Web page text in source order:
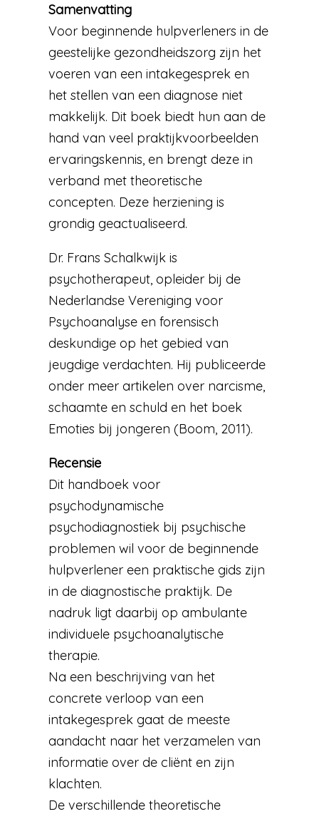
Samenvatting
Voor beginnende hulpverleners in de
geestelijke gezondheidszorg zijn het
voeren van een intakegesprek en
het stellen van een diagnose niet
makkelijk. Dit boek biedt hun aan de
hand van veel praktijkvoorbeelden
ervaringskennis, en brengt deze in
verband met theoretische
concepten. Deze herziening is
grondig geactualiseerd.
Dr. Frans Schalkwijk is
psychotherapeut, opleider bij de
Nederlandse Vereniging voor
Psychoanalyse en forensisch
deskundige op het gebied van
jeugdige verdachten. Hij publiceerde
onder meer artikelen over narcisme,
schaamte en schuld en het boek
Emoties bij jongeren (Boom, 2011).
Recensie
Dit handboek voor
psychodynamische
psychodiagnostiek bij psychische
problemen wil voor de beginnende
hulpverlener een praktische gids zijn
in de diagnostische praktijk. De
nadruk ligt daarbij op ambulante
individuele psychoanalytische
therapie.
Na een beschrijving van het
concrete verloop van een
intakegesprek gaat de meeste
aandacht naar het verzamelen van
informatie over de cliënt en zijn
klachten.
De verschillende theoretische